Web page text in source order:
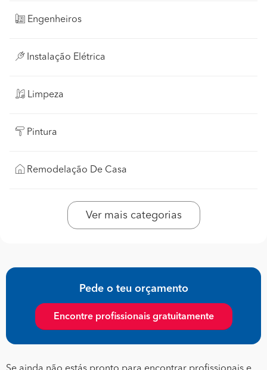
Engenheiros
Instalação Elétrica
Limpeza
Pintura
Remodelação De Casa
Ver mais categorias
Pede o teu orçamento
Encontre profissionais gratuitamente